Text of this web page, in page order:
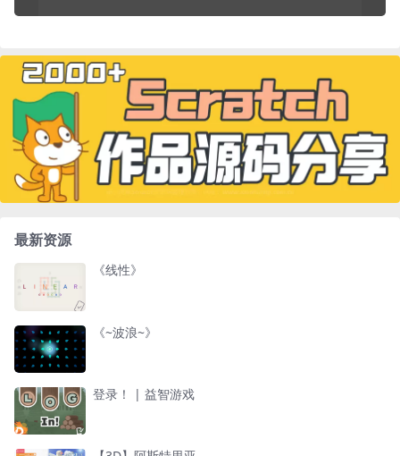
最新资源
《线性》
《~波浪~》
登录！ | 益智游戏